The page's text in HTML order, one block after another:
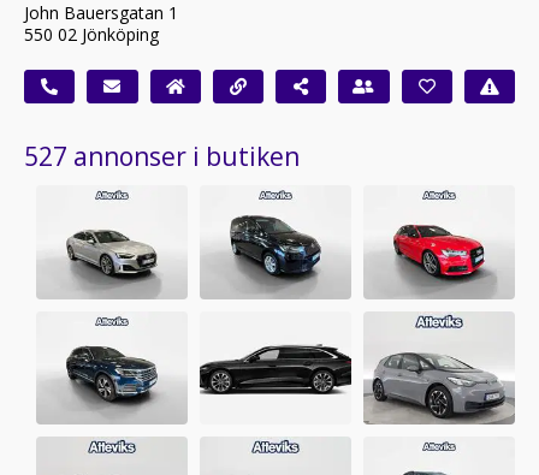
John Bauersgatan 1
550 02 Jönköping
527 annonser i butiken